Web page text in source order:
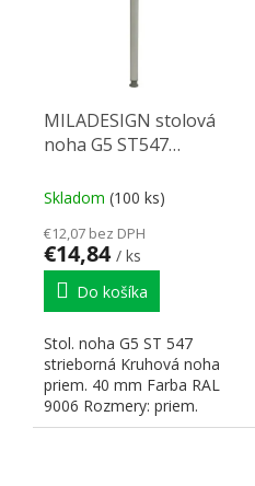
MILADESIGN stolová
noha G5 ST547
Skladom (100 ks)
€12,07 bez DPH
€14,84 / ks
Do košíka
Stol. noha G5 ST 547
strieborná Kruhová noha
priem. 40 mm Farba RAL
9006 Rozmery: priem.
40x680–830 H Na hrúbku...